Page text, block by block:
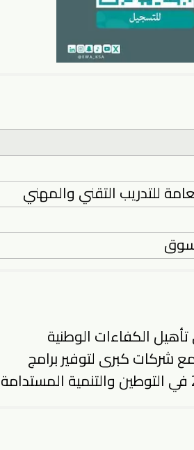
للتدريب التقني والمهني
الكفاءات الوطنية
شركات كبرى لتوفير برامج